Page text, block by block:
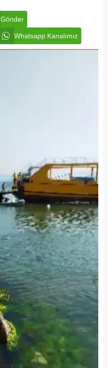
Gönder
Whatsapp Kanalımız